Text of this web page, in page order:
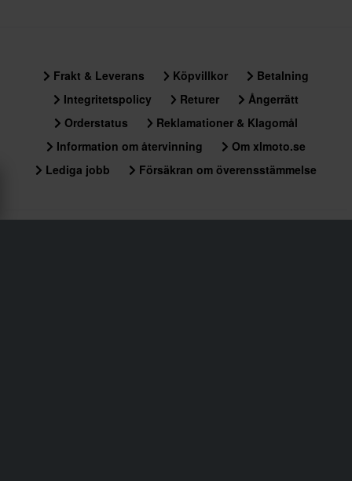
Frakt & Leverans Köpvillkor
Betalning
Integritetspolicy
Returer
Ångerrätt
Orderstatus
Reklamationer & Klagomål
Information om återvinning
Om xlmoto.se
Lediga jobb
Försäkran om överensstämmelse